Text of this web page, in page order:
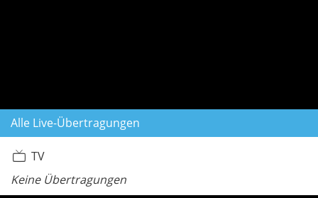
Alle Live-Übertragungen
TV
Keine Übertragungen